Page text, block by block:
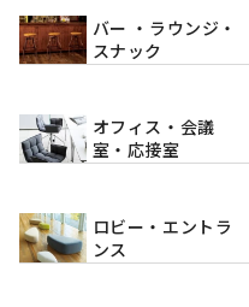
バー ・ラウンジ・
スナック
オフィス・会議
室・応接室
ロビー・エントラ
ンス